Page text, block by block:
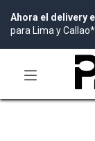
Ahora el delivery
para Lima y Callao*